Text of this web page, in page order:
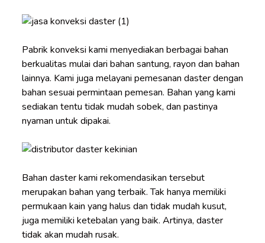
Pabrik konveksi kami menyediakan berbagai bahan
berkualitas mulai dari bahan santung, rayon dan bahan
lainnya. Kami juga melayani pemesanan daster dengan
bahan sesuai permintaan pemesan. Bahan yang kami
sediakan tentu tidak mudah sobek, dan pastinya
nyaman untuk dipakai.
Bahan daster kami rekomendasikan tersebut
merupakan bahan yang terbaik. Tak hanya memiliki
permukaan kain yang halus dan tidak mudah kusut,
juga memiliki ketebalan yang baik. Artinya, daster
tidak akan mudah rusak.